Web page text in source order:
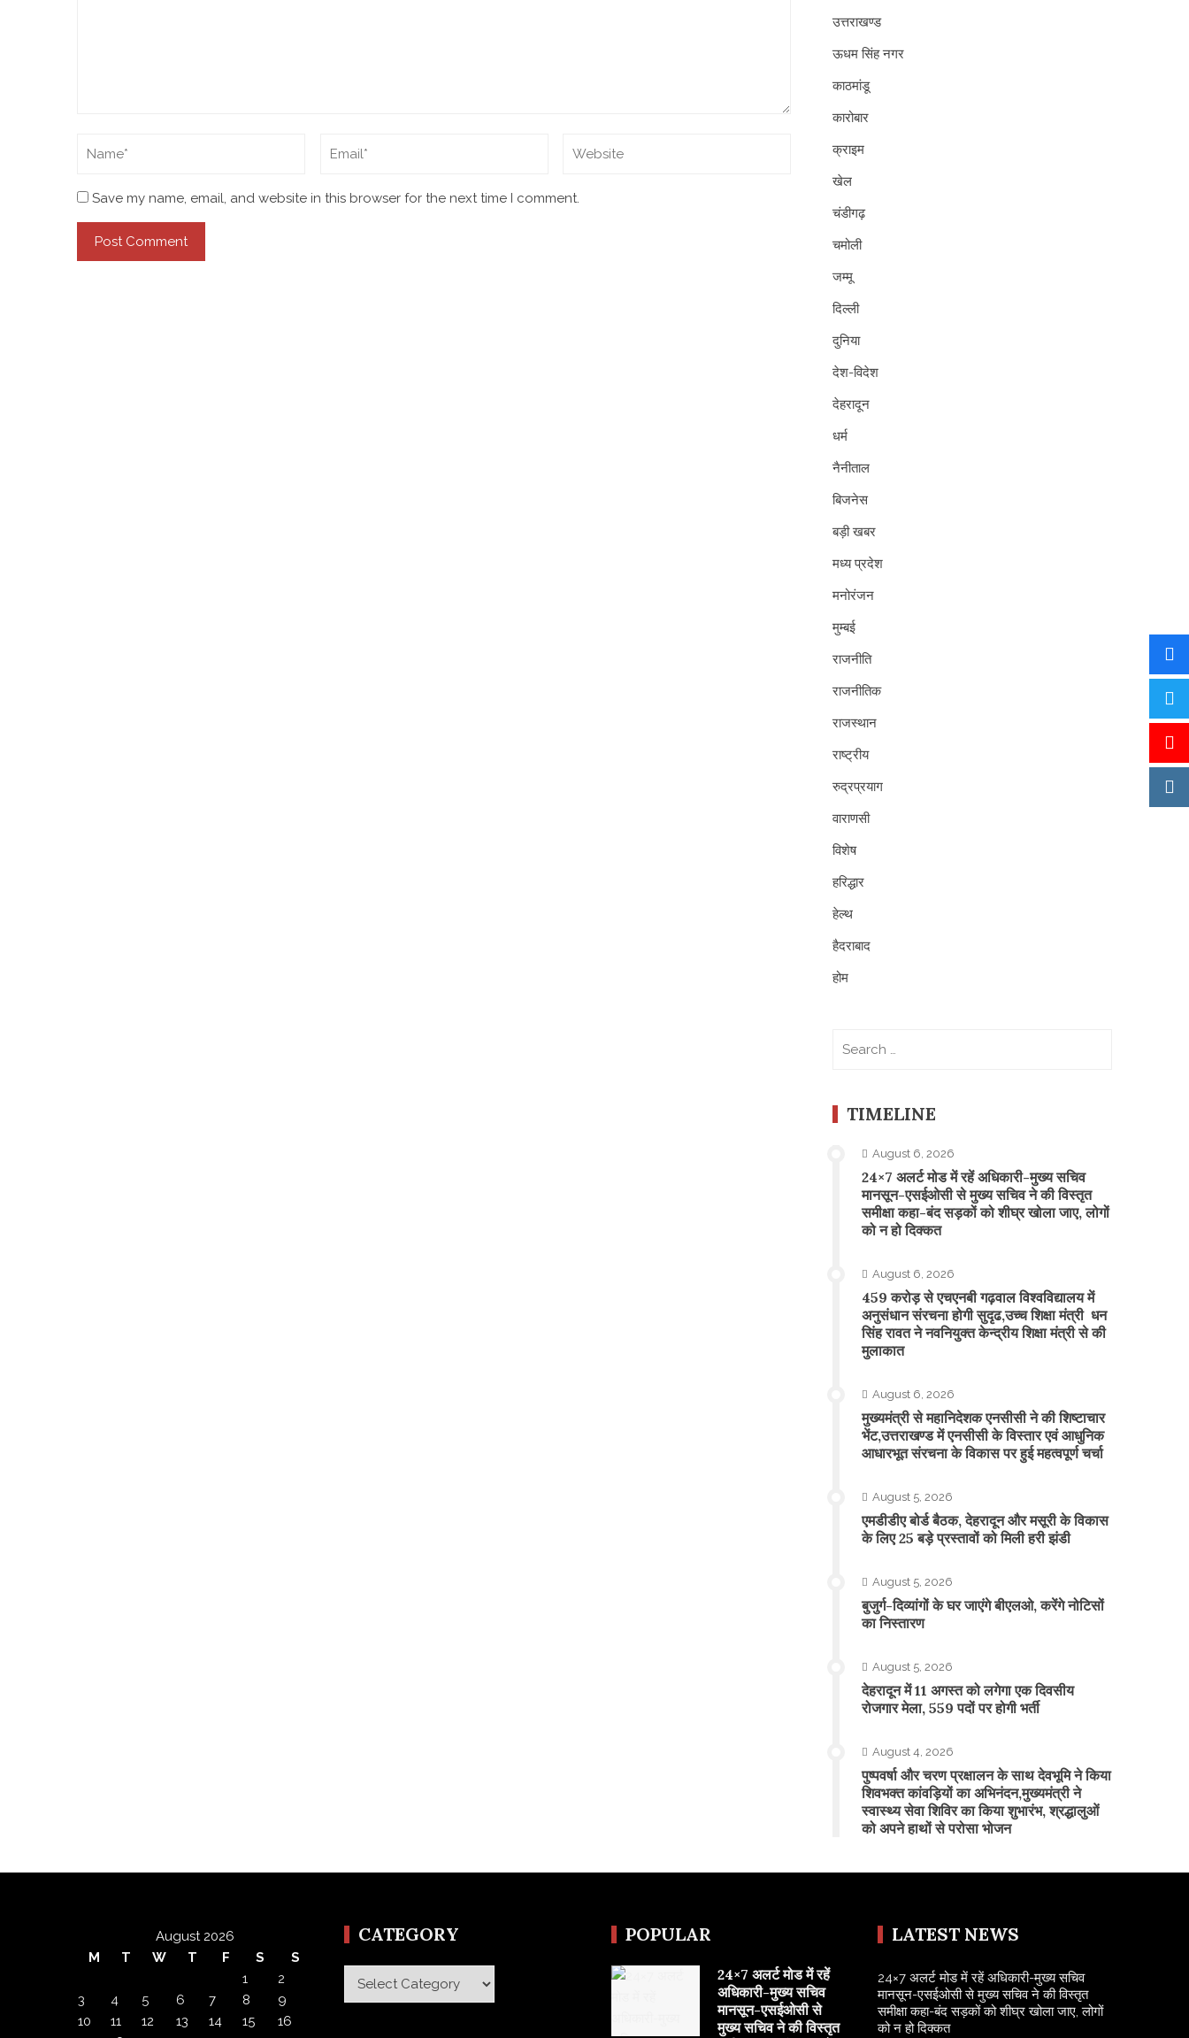
Save my name, email, and website in this browser for the next time I comment.
उत्तराखण्ड
ऊधम सिंह नगर
काठमांडू
कारोबार
क्राइम
खेल
चंडीगढ़
चमोली
जम्मू
दिल्ली
दुनिया
देश-विदेश
देहरादून
धर्म
नैनीताल
बिजनेस
बड़ी खबर
मध्य प्रदेश
मनोरंजन
मुम्बई
राजनीति
राजनीतिक
राजस्थान
राष्ट्रीय
रुद्रप्रयाग
वाराणसी
विशेष
हरिद्धार
हेल्थ
हैदराबाद
होम
TIMELINE
August 6, 2026
24×7 अलर्ट मोड में रहें अधिकारी-मुख्य सचिव
मानसून-एसईओसी से मुख्य सचिव ने की विस्तृत
समीक्षा कहा-बंद सड़कों को शीघ्र खोला जाए, लोगों
को न हो दिक्कत
August 6, 2026
459 करोड़ से एचएनबी गढ़वाल विश्वविद्यालय में
अनुसंधान संरचना होगी सुदृढ,उच्च शिक्षा मंत्री धन
सिंह रावत ने नवनियुक्त केन्द्रीय शिक्षा मंत्री से की
मुलाकात
August 6, 2026
मुख्यमंत्री से महानिदेशक एनसीसी ने की शिष्टाचार
भेंट,उत्तराखण्ड में एनसीसी के विस्तार एवं आधुनिक
आधारभूत संरचना के विकास पर हुई महत्वपूर्ण चर्चा
August 5, 2026
एमडीडीए बोर्ड बैठक, देहरादून और मसूरी के विकास
के लिए 25 बड़े प्रस्तावों को मिली हरी झंडी
August 5, 2026
बुजुर्ग-दिव्यांगों के घर जाएंगे बीएलओ, करेंगे नोटिसों
का निस्तारण
August 5, 2026
​देहरादून में 11 अगस्त को लगेगा एक दिवसीय
रोजगार मेला, 559 पदों पर होगी भर्ती
August 4, 2026
पुष्पवर्षा और चरण प्रक्षालन के साथ देवभूमि ने किया
शिवभक्त कांवड़ियों का अभिनंदन,मुख्यमंत्री ने
स्वास्थ्य सेवा शिविर का किया शुभारंभ, श्रद्धालुओं
को अपने हाथों से परोसा भोजन
August 2026
M
T W T F S
S
1
2
3
4 5 6 7 8
9
10
11 12 13 14 15
16
CATEGORY
Category
POPULAR
24×7 अलर्ट मोड में रहें
अधिकारी-मुख्य सचिव
मानसून-एसईओसी से
मुख्य सचिव ने की विस्तृत
LATEST NEWS
24×7 अलर्ट मोड में रहें अधिकारी-मुख्य सचिव
मानसून-एसईओसी से मुख्य सचिव ने की विस्तृत
समीक्षा कहा-बंद सड़कों को शीघ्र खोला जाए, लोगों
को न हो दिक्कत